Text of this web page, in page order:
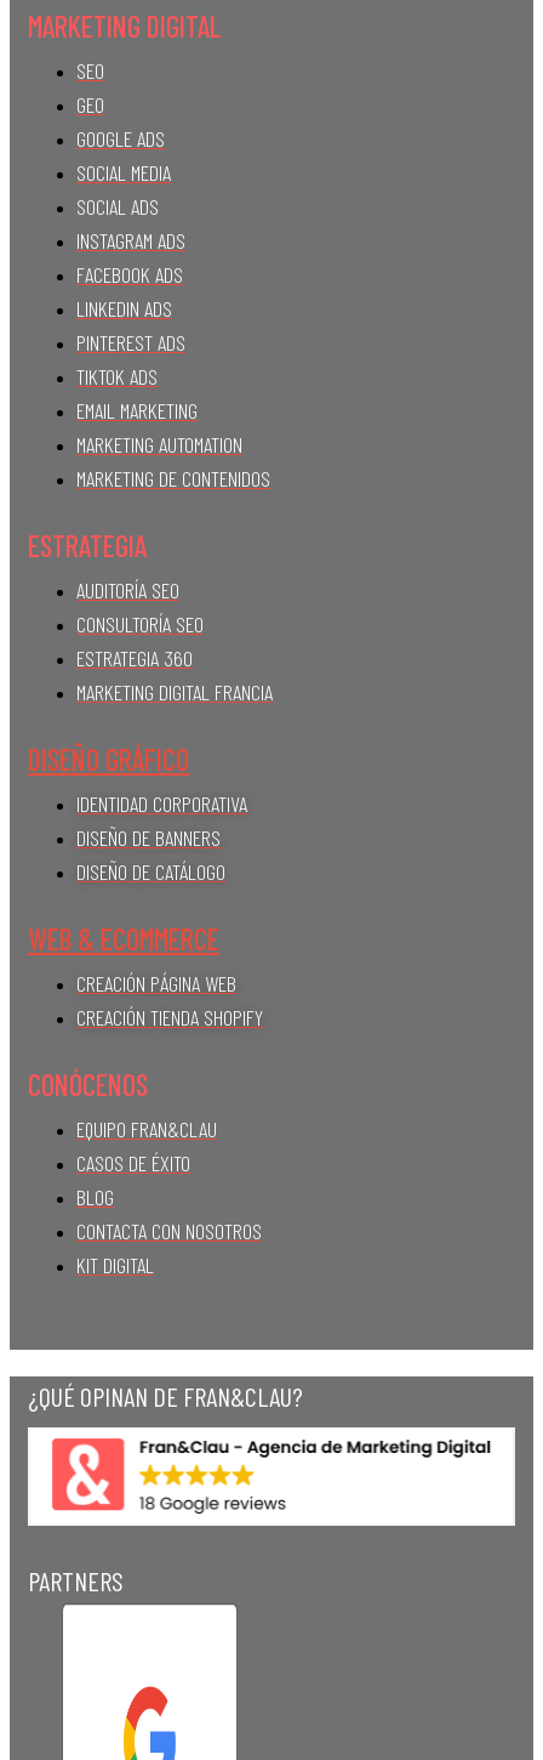
MARKETING DIGITAL
SEO
GEO
GOOGLE ADS
SOCIAL MEDIA
SOCIAL ADS
INSTAGRAM ADS
FACEBOOK ADS
LINKEDIN ADS
PINTEREST ADS
TIKTOK ADS
EMAIL MARKETING
MARKETING AUTOMATION
MARKETING DE CONTENIDOS
ESTRATEGIA
AUDITORÍA SEO
CONSULTORÍA SEO
ESTRATEGIA 360
MARKETING DIGITAL FRANCIA
DISEÑO GRÁFICO
IDENTIDAD CORPORATIVA
DISEÑO DE BANNERS
DISEÑO DE CATÁLOGO
WEB & ECOMMERCE
CREACIÓN PÁGINA WEB
CREACIÓN TIENDA SHOPIFY
CONÓCENOS
EQUIPO FRAN&CLAU
CASOS DE ÉXITO
BLOG
CONTACTA CON NOSOTROS
KIT DIGITAL
¿QUÉ OPINAN DE FRAN&CLAU?
PARTNERS